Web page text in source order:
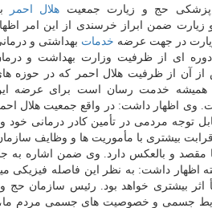
حج و زیارت جمعیت هلال احمر
زیارت ضمن ابراز خرسندی از این امر
در جهت عرضه خدمات بهداشتی و
ای از ظرفیت وزارت بهداشت و
از آن از ظرفیت هلال احمر که در حوزه
همیشه خدمت رسان است برای عرضه
وی اظهار داشت: در واقع جمعیت هلال
توجه مردمی در تأمین کادر درمانی
بیشتری با مأموریت ها و وظایف
تا مقصد و بالعکس دارد. وی ضمن اشاره
اظهار داشت: به نظر این فاصله
اثر بیشتری خواهد بود. رئیس سازمان
جسمی و خصوصیت های جسمی مردم